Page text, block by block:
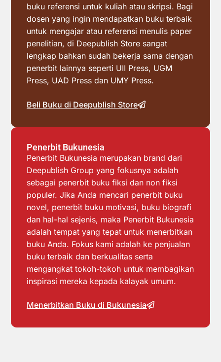
buku referensi untuk kuliah atau skripsi. Bagi
dosen yang ingin mendapatkan buku terbaik
untuk mengajar atau referensi menulis paper
penelitian, di Deepublish Store sangat
lengkap bahkan sudah bekerja sama dengan
penerbit lainnya seperti UII Press, UGM
Press, UAD Press dan UMY Press.
Beli Buku di Deepublish Store
Penerbit Bukunesia
Penerbit Bukunesia merupakan brand dari
Deepublish Group yang fokusnya adalah
sebagai penerbit buku fiksi dan non fiksi
populer. Jika Anda mencari penerbit buku
novel, penerbit buku motivasi, buku biografi
dan hal-hal sejenis, maka Penerbit Bukunesia
adalah tempat yang tepat untuk menerbitkan
buku Anda. Fokus kami adalah ke penjualan
buku terbaik dan berkualitas serta
mengangkat tokoh-tokoh untuk membagikan
inspirasi mereka kepada kalayak umum.
Menerbitkan Buku di Bukunesia